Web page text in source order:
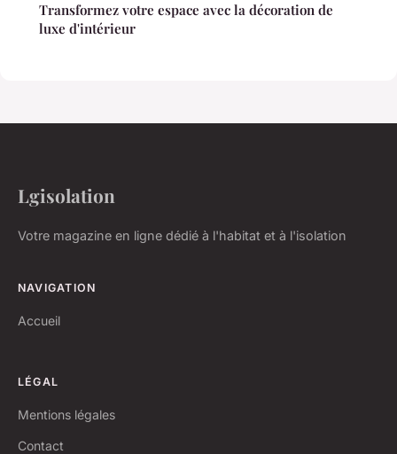
Transformez votre espace avec la décoration de
luxe d'intérieur
Lgisolation
Votre magazine en ligne dédié à l'habitat et à l'isolation
NAVIGATION
Accueil
LÉGAL
Mentions légales
Contact